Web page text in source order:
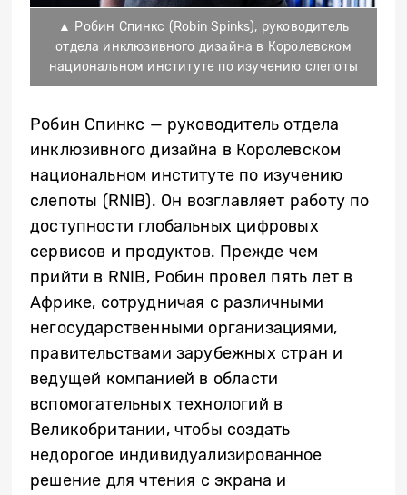
▲ Робин Спинкс (Robin Spinks), руководитель
отдела инклюзивного дизайна в Королевском
национальном институте по изучению слепоты
Робин Спинкс — руководитель отдела
инклюзивного дизайна в Королевском
национальном институте по изучению
слепоты (RNIB). Он возглавляет работу по
доступности глобальных цифровых
сервисов и продуктов. Прежде чем
прийти в RNIB, Робин провел пять лет в
Африке, сотрудничая с различными
негосударственными организациями,
правительствами зарубежных стран и
ведущей компанией в области
вспомогательных технологий в
Великобритании, чтобы создать
недорогое индивидуализированное
решение для чтения с экрана и